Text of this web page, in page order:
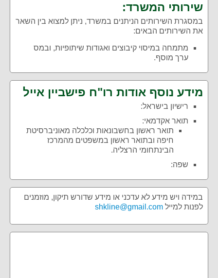
שירותי המשרד:
במסגרת השירותים הניתנים במשרד, ניתן למצוא בין השאר
את השירותים הבאים:
מתמחה במיסוי קיבוצים ואגודות שיתופיות, ובמס
ערך מוסף.
מידע נוסף אודות רו"ח פישביין אייל
רישיון בישראל:
תואר אקדמאי:
תואר ראשון בחשבונאות וכלכלה מאוניברסיטת
חיפה ובתואר ראשון במשפטים מהמרכז
הבינתחומי הרצליה.
שפה:
במידה ויש מידע לא עדכני או מידע שדורש תיקון, מוזמנים
לפנות למייל shkline@gmail.com